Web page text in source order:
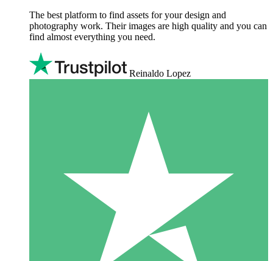
The best platform to find assets for your design and
photography work. Their images are high quality and you can
find almost everything you need.
Reinaldo Lopez